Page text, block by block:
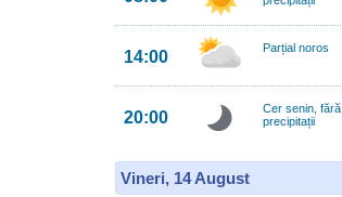
14:00 Parțial noros
20:00
Cer senin, fără
precipitații
Vineri, 14 August